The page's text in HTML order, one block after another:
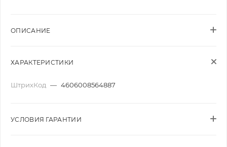
ОПИСАНИЕ
ХАРАКТЕРИСТИКИ
ШтрихКод — 4606008564887
УСЛОВИЯ ГАРАНТИИ